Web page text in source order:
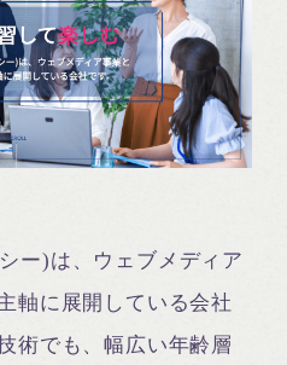
ー)は、ウェブメディア
軸に展開している会社
術でも、幅広い年齢層